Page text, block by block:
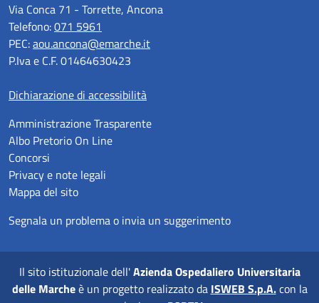
Via Conca 71 - Torrette, Ancona
Telefono:071 5961
PEC:aou.ancona@emarche.it
P.Iva e C.F. 01464630423
Dichiarazione di accessibilità
Amministrazione Trasparente
Albo Pretorio On Line
Concorsi
Privacy e note legali
Mappa del sito
Segnala un problema o invia un suggerimento
Il sito istituzionale dell'Azienda Ospedaliero Universitaria
delle Marcheè un progetto realizzato da ISWEB S.p.A.con la